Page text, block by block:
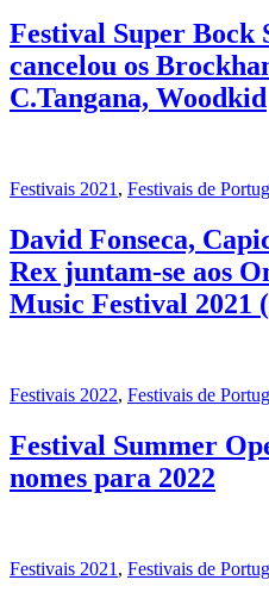
Festival Super Bock
cancelou os
C.Tangana, Woodkid
Festivais 2021 , Festivais de
David Fonseca,
Rex juntam-se aos
Music Festival 2021
Festivais 2022, Festivais de
Festival Summer
nomes para 2022
Festivais 2021 , Festivais de